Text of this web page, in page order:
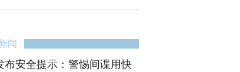
闻
布安全提示：警惕间谍用快